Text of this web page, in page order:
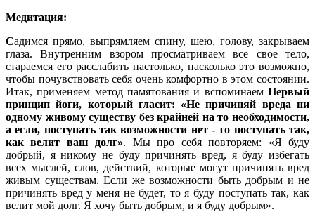
Медитация:
Садимся прямо, выпрямляем спину, шею, голову, закрываем
глаза. Внутренним взором просматриваем все свое тело,
стараемся его расслабить настолько, насколько это возможно,
чтобы почувствовать себя очень комфортно в этом состоянии.
Итак, применяем метод памятования и вспоминаем Первый
принцип йоги, который гласит: «Не причиняй вреда ни
одному живому существу без крайней на то необходимости,
а если, поступать так возможности нет - то поступать так,
как велит ваш долг». Мы про себя повторяем: «Я буду
добрый, я никому не буду причинять вред, я буду избегать
всех мыслей, слов, действий, которые могут причинять вред
живым существам. Если же возможности быть добрым и не
причинять вред у меня не будет, то я буду поступать так, как
велит мой долг. Я хочу быть добрым, и я буду добрым».